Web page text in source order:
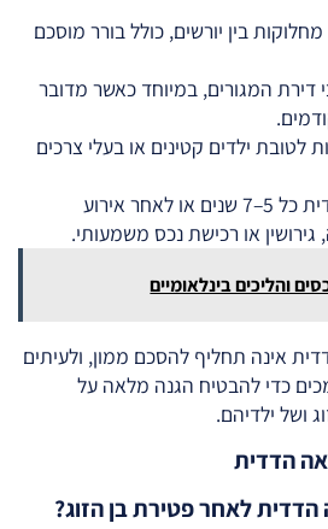
מחלוקות בין יורשים, כולל בורר מוסכם
דירת המגורים, במיוחד כאשר מדובר
לטובת ילדים קטינים או בעלי צרכים
עדכון הצוואה ההדדית כל 5–7 שנים או לאחר אירוע
גירושין או רכישת נכס משמעותי.
והליכים בינלאומיים
אינה תחליף להסכם ממון, ולעיתים
כדי להבטיח הגנה מלאה על
ושל ילדיהם.
הדדית
הדדית לאחר פטירת בן הזוג?